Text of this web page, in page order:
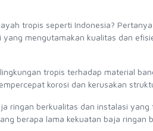
tropis seperti Indonesia?
mengutamakan kualitas dan
tropis terhadap material
korosi dan kerusakan
ringan berkualitas dan instalasi
berapa lama kekuatan baja